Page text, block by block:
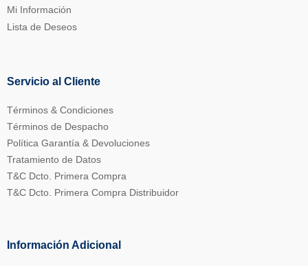
Mi Información
Lista de Deseos
Servicio al Cliente
Términos & Condiciones
Términos de Despacho
Política Garantía & Devoluciones
Tratamiento de Datos
T&C Dcto. Primera Compra
T&C Dcto. Primera Compra Distribuidor
Información Adicional